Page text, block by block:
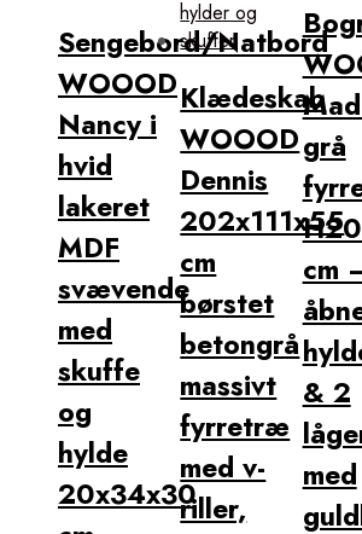
Sengebord/Natbord
WOOOD
Nancy i
hvid
lakeret
MDF
svævende
med
skuffe
og
hylde
20x34x30
Klædeskab
WOOOD
Dennis
202x111x55
cm
børstet
betongrå
massivt
fyrretræ
med v-
riller,
grå
cm
& 2
med